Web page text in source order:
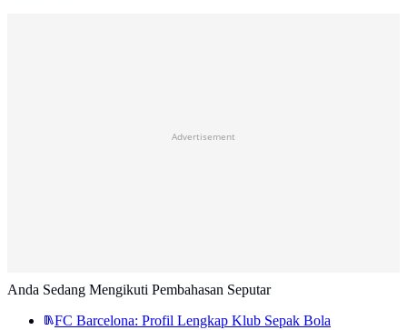
Advertisement
Anda Sedang Mengikuti Pembahasan Seputar
FC Barcelona: Profil Lengkap Klub Sepak Bola